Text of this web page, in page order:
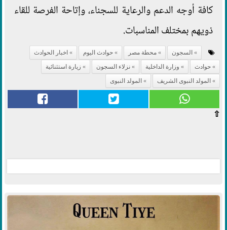
كافة أوجه الدعم والرعاية للسجناء، وإتاحة الفرصة للقاء
ذويهم بمختلف المناسبات.
السجون محطة مصر حوادث اليوم
اخبار الحوادث
حوادث
وزارة الداخلية نزلاء السجون
زيارة استثنائية
المولد النبوى الشريف
المولد النبوى
⇧